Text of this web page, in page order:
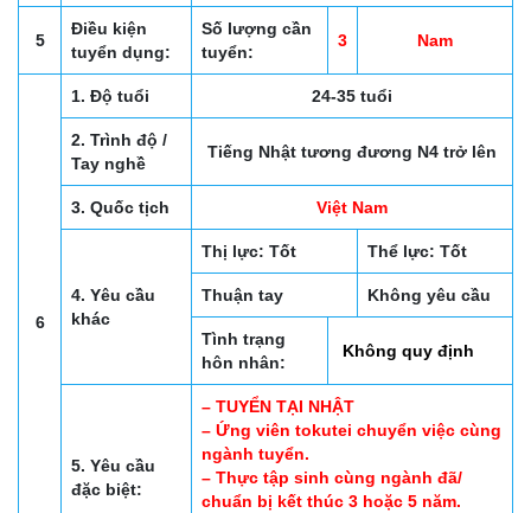
5
Điều kiện
tuyển dụng:
Số lượng cần
tuyển:
3 Nam
6
1. Độ tuổi 24-35 tuổi
2. Trình độ /
Tay nghề
Tiếng Nhật tương đương N4 trở lên
3. Quốc tịch Việt Nam
4. Yêu cầu
khác
Thị lực: Tốt Thể lực: Tốt
Thuận tay Không yêu cầu
Tình trạng
hôn nhân:
Không quy định
5. Yêu cầu
đặc biệt:
– TUYỂN TẠI NHẬT
– Ứng viên tokutei chuyển việc cùng
ngành tuyển.
– Thực tập sinh cùng ngành đã/
chuẩn bị kết thúc 3 hoặc 5 năm.